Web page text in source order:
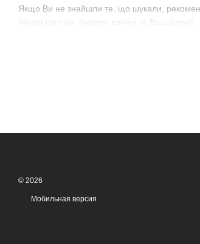
Якщо Ви не знайшли те, що шукали,
bikebit.com.ua, будемо вдячні за Ваш відгук!
© 2026
Мобильная версия